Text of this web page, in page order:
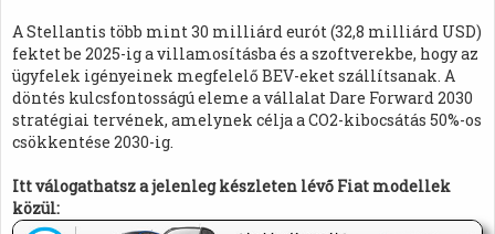
A Stellantis több mint 30 milliárd eurót (32,8 milliárd USD)
fektet be 2025-ig a villamosításba és a szoftverekbe, hogy az
ügyfelek igényeinek megfelelő BEV-eket szállítsanak. A
döntés kulcsfontosságú eleme a vállalat Dare Forward 2030
stratégiai tervének, amelynek célja a CO2-kibocsátás 50%-os
csökkentése 2030-ig.
Itt válogathatsz a jelenleg készleten lévő Fiat modellek
közül: